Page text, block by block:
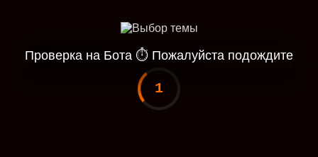
Проверка на Бота ⏱ Пожалуйста подождите
1